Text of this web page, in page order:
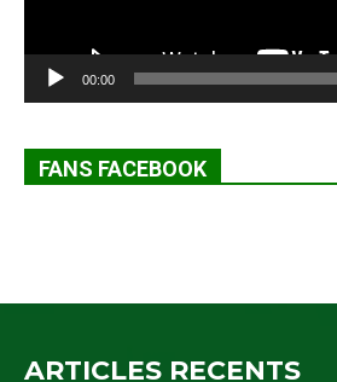
00:00
FANS FACEBOOK
ARTICLES RECENTS